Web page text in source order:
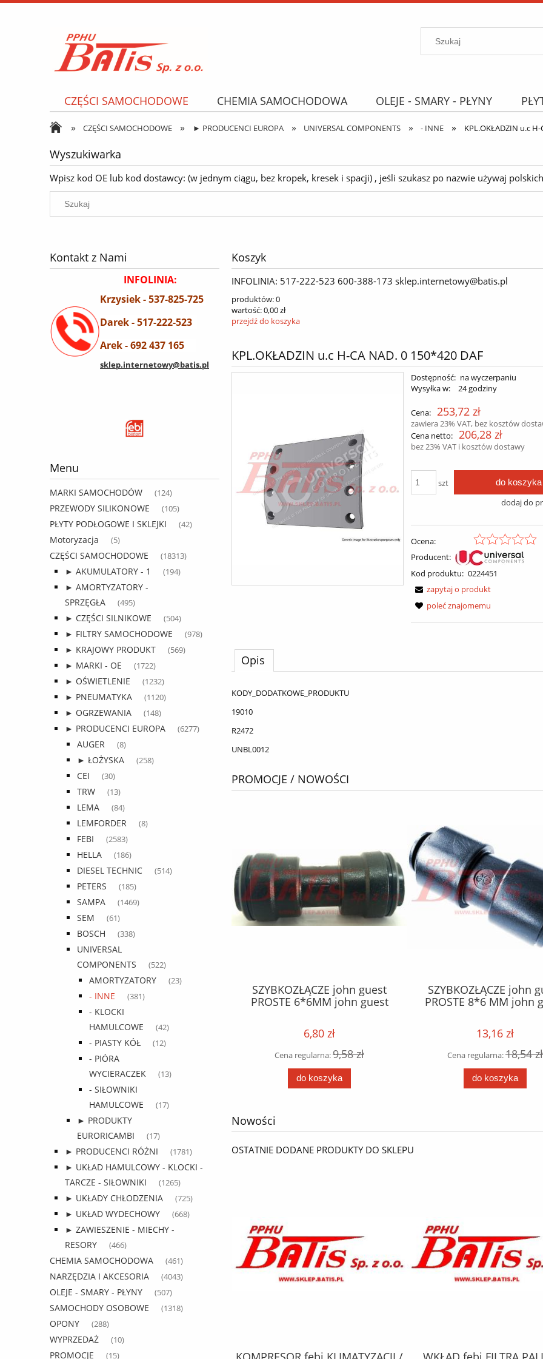
CZĘŚCI SAMOCHODOWE CHEMIA SAMOCHODOWA OLEJE - SMARY - PŁYNY
NARZĘDZIA I AKCESORIA
OPONY PROMOCJE WYPRZEDAŻ Wyszukiwarka
» CZĘŚCI SAMOCHODOWE » ► PRODUCENCI EUROPA » UNIVERSAL COMPONENTS » - INNE » KPL.OKŁADZIN u.c
Wyszukiwarka
Wpisz kod OE lub kod dostawcy: (w jednym ciągu, bez kropek, kresek i spacji) , jeśli szukasz po nazwie używaj
Kontakt z Nami
INFOLINIA:
Krzysiek - 537-825-725
Darek - 517-222-523
Arek - 692 437 165
sklep.internetowy@batis.pl
Menu
MARKI SAMOCHODÓW (124)
PRZEWODY SILIKONOWE (105)
PŁYTY PODŁOGOWE I SKLEJKI (42)
Motoryzacja (5)
CZĘŚCI SAMOCHODOWE (18313)
► AKUMULATORY - 1 (194)
► AMORTYZATORY -
SPRZĘGŁA
(495)
► CZĘŚCI SILNIKOWE (504)
► FILTRY SAMOCHODOWE (978)
► KRAJOWY PRODUKT (569)
► MARKI - OE (1722)
► OŚWIETLENIE (1232)
► PNEUMATYKA (1120)
► OGRZEWANIA (148)
► PRODUCENCI EUROPA (6277)
AUGER (8)
► ŁOŻYSKA (258)
CEI (30)
TRW (13)
LEMA (84)
LEMFORDER (8)
FEBI (2583)
HELLA (186)
DIESEL TECHNIC (514)
PETERS (185)
SAMPA (1469)
SEM (61)
BOSCH (338)
UNIVERSAL
COMPONENTS
(522)
AMORTYZATORY (23)
- INNE (381)
- KLOCKI
HAMULCOWE
(42)
- PIASTY KÓŁ (12)
- PIÓRA
WYCIERACZEK
(13)
- SIŁOWNIKI
HAMULCOWE
(17)
► PRODUKTY
EURORICAMBI
(17)
► PRODUCENCI RÓŻNI (1781)
► UKŁAD HAMULCOWY - KLOCKI -
TARCZE - SIŁOWNIKI
(1265)
► UKŁADY CHŁODZENIA (725)
► UKŁAD WYDECHOWY (668)
► ZAWIESZENIE - MIECHY -
RESORY
(466)
CHEMIA SAMOCHODOWA (461)
NARZĘDZIA I AKCESORIA (4043)
OLEJE - SMARY - PŁYNY (507)
SAMOCHODY OSOBOWE (1318)
OPONY (288)
WYPRZEDAŻ (10)
PROMOCJE (15)
Koszyk
INFOLINIA: 517-222-523 600-388-173 sklep.internetowy@batis.pl
produktów:0
wartość:0,00 zł
przejdź do koszyka
KPL.OKŁADZIN u.c H-CA NAD. 0 150*420 DAF
Dostępność: na wyczerpaniu
Wysyłka w:
24 godziny
Cena: 253,72 zł
zawiera 23% VAT, bez kosztów
Cena netto: 206,28 zł
bez 23% VAT i kosztów dostawy
szt do koszyka
dodaj do
Ocena:
Producent:
Kod produktu: 0224451
zapytaj o produkt
poleć znajomemu
Opis
KODY_DODATKOWE_PRODUKTU
19010
R2472
UNBL0012
PROMOCJE / NOWOŚCI
PODNOŚNIK cargo / 16 ton
LEWAREK HYDRAULICZNY 16t, /
dwutłokowy / max. wysokość 430
mm / opakowanie 2 szt. /
77,33 zł
Cena regularna:
do koszyka
SZYBKOZŁĄCZE john guest
PROSTE 6*6MM john guest
6,80 zł
Cena regularna:9,58 zł
do koszyka
SZYBKOZŁĄCZE john
PROSTE 8*6 MM john
13,16 zł
Cena regularna:18,54 zł
do koszyka
Nowości
OSTATNIE DODANE PRODUKTY DO SKLEPU